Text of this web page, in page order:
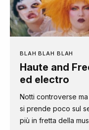
BLAH BLAH BLAH
Haute and
ed electro
Notti controverse
si prende poco sul
più in fretta della